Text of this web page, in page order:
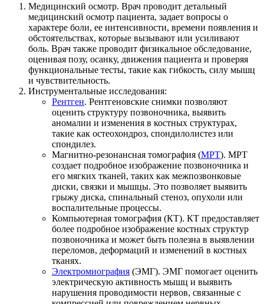
Медицинский осмотр. Врач проводит детальный
медицинский осмотр пациента, задает вопросы о
характере боли, ее интенсивности, времени появления и
обстоятельствах, которые вызывают или усиливают
боль. Врач также проводит физикальное обследование,
оценивая позу, осанку, движения пациента и проверяя
функциональные тесты, такие как гибкость, силу мышц
и чувствительность.
Инструментальные исследования:
Рентген. Рентгеновские снимки позволяют
оценить структуру позвоночника, выявить
аномалии и изменения в костных структурах,
такие как остеохондроз, спондилолистез или
спондилез.
Магнитно-резонансная томография (МРТ). МРТ
создает подробное изображение позвоночника и
его мягких тканей, таких как межпозвонковые
диски, связки и мышцы. Это позволяет выявить
грыжу диска, спинальный стеноз, опухоли или
воспалительные процессы.
Компьютерная томография (КТ). КТ предоставляет
более подробное изображение костных структур
позвоночника и может быть полезна в выявлении
переломов, деформаций и изменений в костных
тканях.
Электромиография (ЭМГ). ЭМГ помогает оценить
электрическую активность мышц и выявить
нарушения проводимости нервов, связанные с